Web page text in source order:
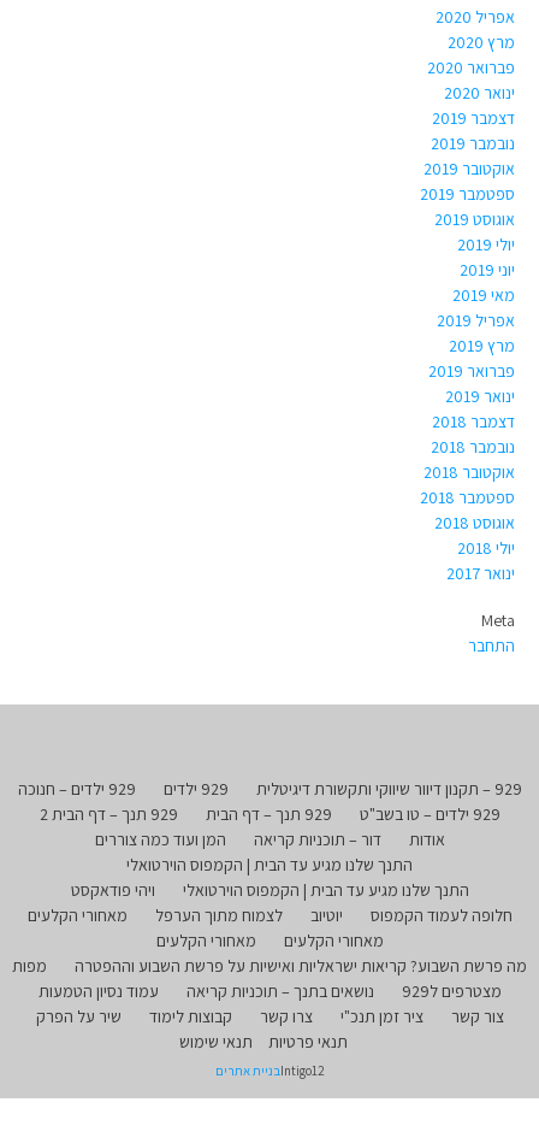
אפריל 2020
מרץ 2020
פברואר 2020
ינואר 2020
דצמבר 2019
נובמבר 2019
אוקטובר 2019
ספטמבר 2019
אוגוסט 2019
יולי 2019
יוני 2019
מאי 2019
אפריל 2019
מרץ 2019
פברואר 2019
ינואר 2019
דצמבר 2018
נובמבר 2018
אוקטובר 2018
ספטמבר 2018
אוגוסט 2018
יולי 2018
ינואר 2017
Meta
התחבר
929 – תקנון דיוור שיווקי ותקשורת דיגיטלית 929 ילדים
929 ילדים – חנוכה
929 ילדים – טו בשב"ט
929 תנך – דף הבית
929 תנך – דף הבית 2
אודות
דור – תוכניות קריאה
המן ועוד כמה צוררים
התנך שלנו מגיע עד הבית | הקמפוס הוירטואלי
התנך שלנו מגיע עד הבית | הקמפוס הוירטואלי
ויהי פודאקסט
חלופה לעמוד הקמפוס
יוטיוב לצמוח מתוך הערפל
מאחורי הקלעים
מאחורי הקלעים
מאחורי הקלעים
מה פרשת השבוע? קריאות ישראליות ואישיות על פרשת השבוע וההפטרה
מפות
מצטרפים ל929
נושאים בתנך – תוכניות קריאה
עמוד נסיון הטמעות
צור קשר
ציר זמן תנכ"י צרו קשר קבוצות לימוד
שיר על הפרק
תנאי פרטיות
תנאי שימוש
Intigo12בניית אתרים